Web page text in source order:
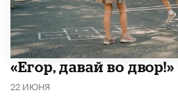
«Егор, давай во двор!»
22 ИЮНЯ